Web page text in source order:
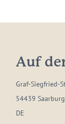
Auf
Graf-Siegfried-
54439 Saarburg
DE